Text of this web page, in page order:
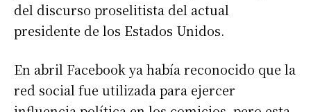
del discurso proselitista del actual
presidente de los Estados Unidos.
En abril Facebook ya había reconocido que la
red social fue utilizada para ejercer